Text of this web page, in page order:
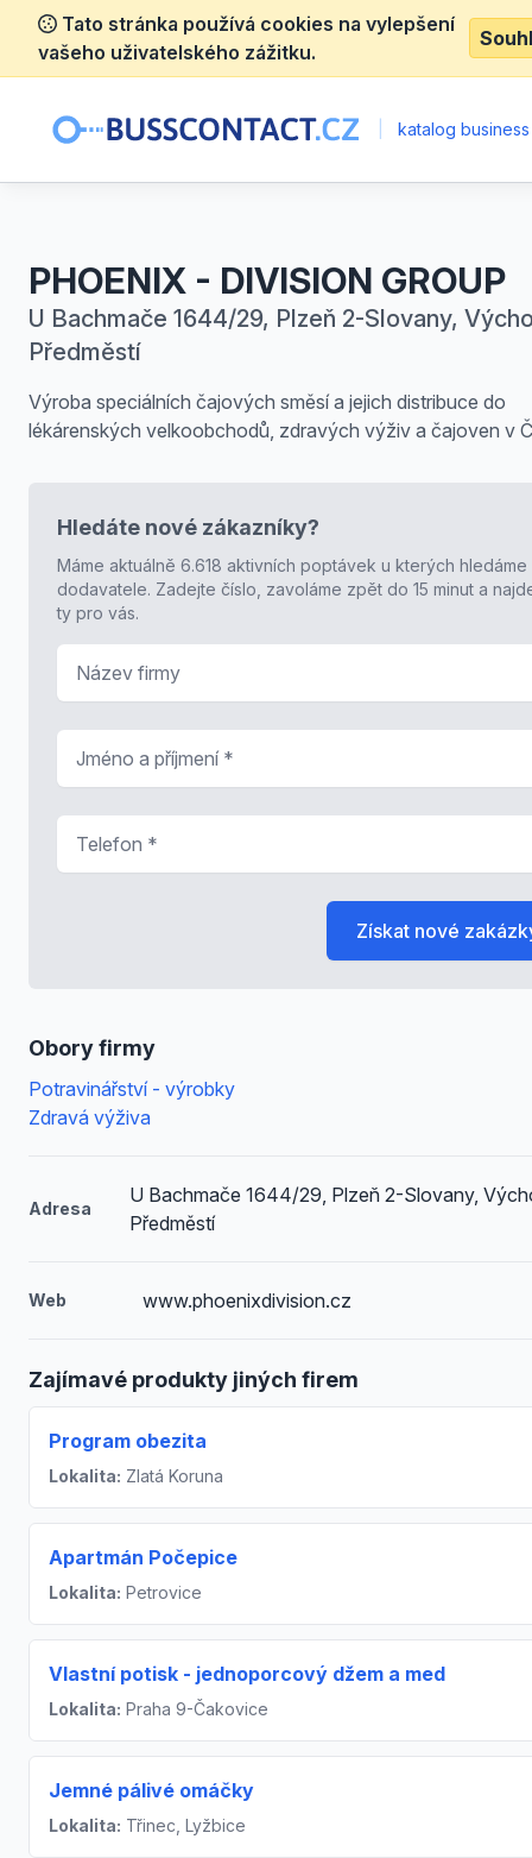
Tato stránka používá cookies na vylepšení
vašeho uživatelského zážitku.
katalog
PHOENIX - DIVISION GROUP
U Bachmače 1644/29, Plzeň 2-Slovany,
Předměstí
Výroba speciálních čajových směsí a jejich distribuce do
lékárenských velkoobchodů, zdravých výživ a čajoven v
Obory firmy
Potravinářství - výrobky
Zdravá výživa
Adresa
U Bachmače 1644/29, Plzeň 2-Slovany,
Předměstí
Web www.phoenixdivision.cz
Zajímavé produkty jiných firem
Program obezita
Lokalita: Zlatá Koruna
Apartmán Počepice
Lokalita: Petrovice
Vlastní potisk - jednoporcový džem a med
Lokalita: Praha 9-Čakovice
Jemné pálivé omáčky
Lokalita: Třinec, Lyžbice
Hledáte nové zákazníky?
Máme aktuálně 6.618 aktivních poptávek u kterých hledáme
dodavatele. Zadejte číslo, zavoláme zpět do 15 minut a
ty pro vás.
Získat nové